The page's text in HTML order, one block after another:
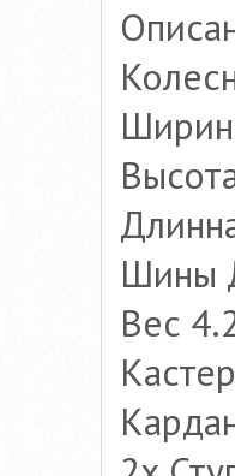
Шины
Вес